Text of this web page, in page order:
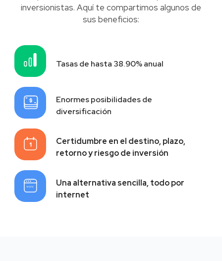
inversionistas. Aquí te compartimos algunos de
sus beneficios:
Tasas de hasta 38.90% anual
Enormes posibilidades de
diversificación
Certidumbre en el destino, plazo,
retorno y riesgo de inversión
Una alternativa sencilla, todo por
internet